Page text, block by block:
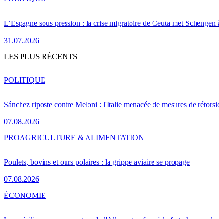
L’Espagne sous pression : la crise migratoire de Ceuta met Schengen
31.07.2026
LES PLUS RÉCENTS
Sánchez riposte contre Meloni : l'Italie menacée de mesures de
07.08.2026
POLITIQUE
Poulets, bovins et ours polaires : la grippe aviaire se propage
07.08.2026
PROAGRICULTURE & ALIMENTATION
ÉCONOMIE